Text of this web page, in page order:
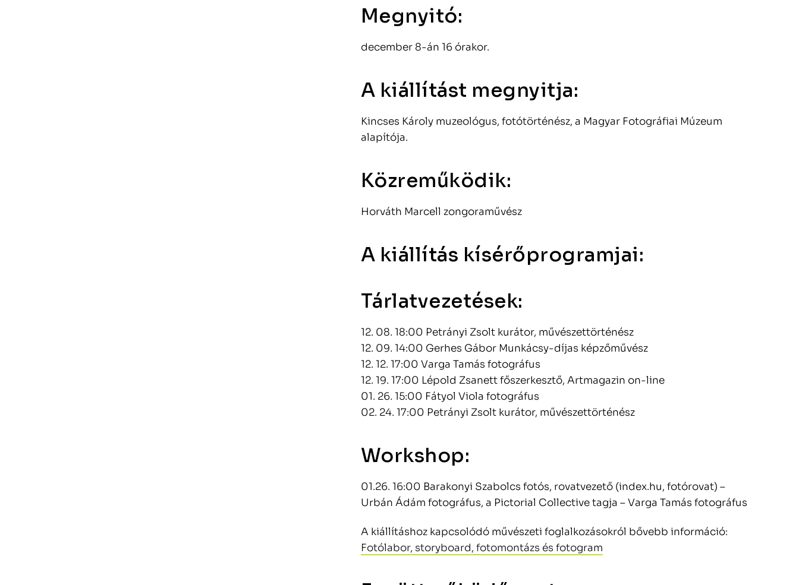
Megnyitó:
december 8-án 16 órakor.
A kiállítást megnyitja:
Kincses Károly muzeológus, fotótörténész, a Magyar Fotográfiai Múzeum
alapítója.
Közreműködik:
Horváth Marcell zongoraművész
A kiállítás kísérőprogramjai:
Tárlatvezetések:
12. 08. 18:00 Petrányi Zsolt kurátor, művészettörténész
12. 09. 14:00 Gerhes Gábor Munkácsy-díjas képzőművész
12. 12. 17:00 Varga Tamás fotográfus
12. 19. 17:00 Lépold Zsanett főszerkesztő, Artmagazin on-line
01. 26. 15:00 Fátyol Viola fotográfus
02. 24. 17:00 Petrányi Zsolt kurátor, művészettörténész
Workshop:
01.26. 16:00 Barakonyi Szabolcs fotós, rovatvezető (index.hu, fotórovat) –
Urbán Ádám fotográfus, a Pictorial Collective tagja – Varga Tamás fotográfus
A kiállításhoz kapcsolódó művészeti foglalkozásokról bővebb információ:
Fotólabor, storyboard, fotomontázs és fotogram